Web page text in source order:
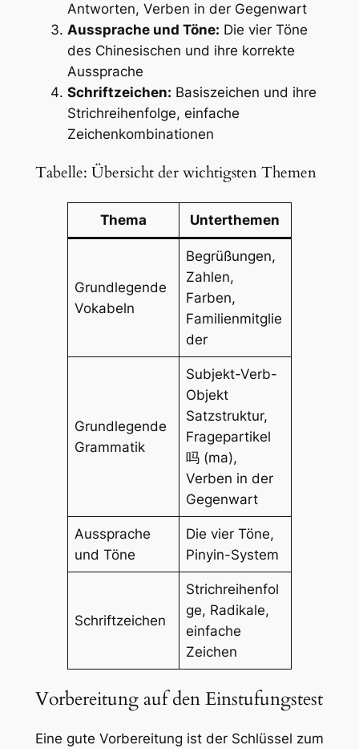
Antworten, Verben in der Gegenwart
Aussprache und Töne: Die vier Töne
des Chinesischen und ihre korrekte
Aussprache
Schriftzeichen: Basiszeichen und ihre
Strichreihenfolge, einfache
Zeichenkombinationen
Tabelle: Übersicht der wichtigsten Themen
Thema Unterthemen
Grundlegende
Vokabeln
Begrüßungen,
Zahlen,
Farben,
Familienmitglie
der
Grundlegende
Grammatik
Subjekt-Verb-
Objekt
Satzstruktur,
Fragepartikel
吗 (ma),
Verben in der
Gegenwart
Aussprache
und Töne
Die vier Töne,
Pinyin-System
Schriftzeichen
Strichreihenfol
ge, Radikale,
einfache
Zeichen
Vorbereitung auf den Einstufungstest
Eine gute Vorbereitung ist der Schlüssel zum